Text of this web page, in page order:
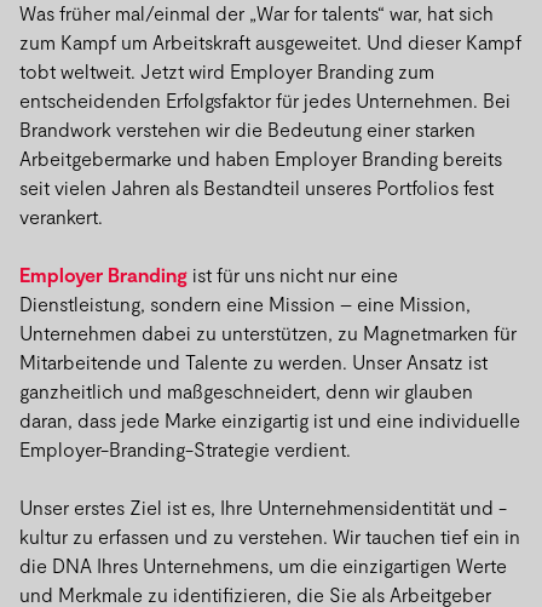
Was früher mal/einmal der „War for talents“ war, hat sich
zum Kampf um Arbeitskraft ausgeweitet. Und dieser Kampf
tobt weltweit. Jetzt wird Employer Branding zum
entscheidenden Erfolgsfaktor für jedes Unternehmen. Bei
Brandwork verstehen wir die Bedeutung einer starken
Arbeitgebermarke und haben Employer Branding bereits
seit vielen Jahren als Bestandteil unseres Portfolios fest
verankert.
Employer Branding ist für uns nicht nur eine
Dienstleistung, sondern eine Mission – eine Mission,
Unternehmen dabei zu unterstützen, zu Magnetmarken für
Mitarbeitende und Talente zu werden. Unser Ansatz ist
ganzheitlich und maßgeschneidert, denn wir glauben
daran, dass jede Marke einzigartig ist und eine individuelle
Employer-Branding-Strategie verdient.
Unser erstes Ziel ist es, Ihre Unternehmensidentität und -
kultur zu erfassen und zu verstehen. Wir tauchen tief ein in
die DNA Ihres Unternehmens, um die einzigartigen Werte
und Merkmale zu identifizieren, die Sie als Arbeitgeber